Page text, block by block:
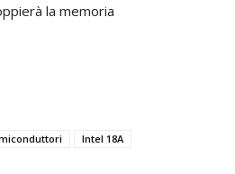
la memoria
Intel 18A